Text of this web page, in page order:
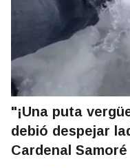
"¡Una puta
debió despejar
Cardenal Samoré